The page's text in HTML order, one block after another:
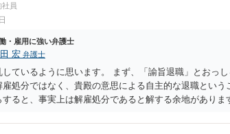
社員
・雇用に強い弁護士
宏 弁護士
しているように思います。 まず、「諭旨退職」とおっ
雇処分ではなく、貴殿の意思による自主的な退職とい
すると、事実上は解雇処分であると解する余地があり
のネット炎上の内容や原因、勤務先に与えた影響など